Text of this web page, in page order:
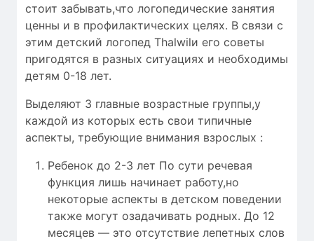
стоит забывать,что логопедические занятия
ценны и в профилактических целях. В связи с
этим детский логопед Thalwilи его советы
пригодятся в разных ситуациях и необходимы
детям 0-18 лет.
Выделяют 3 главные возрастные группы,у
каждой из которых есть свои типичные
аспекты, требующие внимания взрослых :
Ребенок до 2-3 лет По сути речевая
функция лишь начинает работу,но
некоторые аспекты в детском поведении
также могут озадачивать родных. До 12
месяцев — это отсутствие лепетных слов